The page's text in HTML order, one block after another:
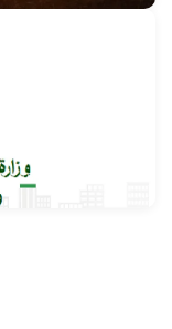
وزارة إعداد